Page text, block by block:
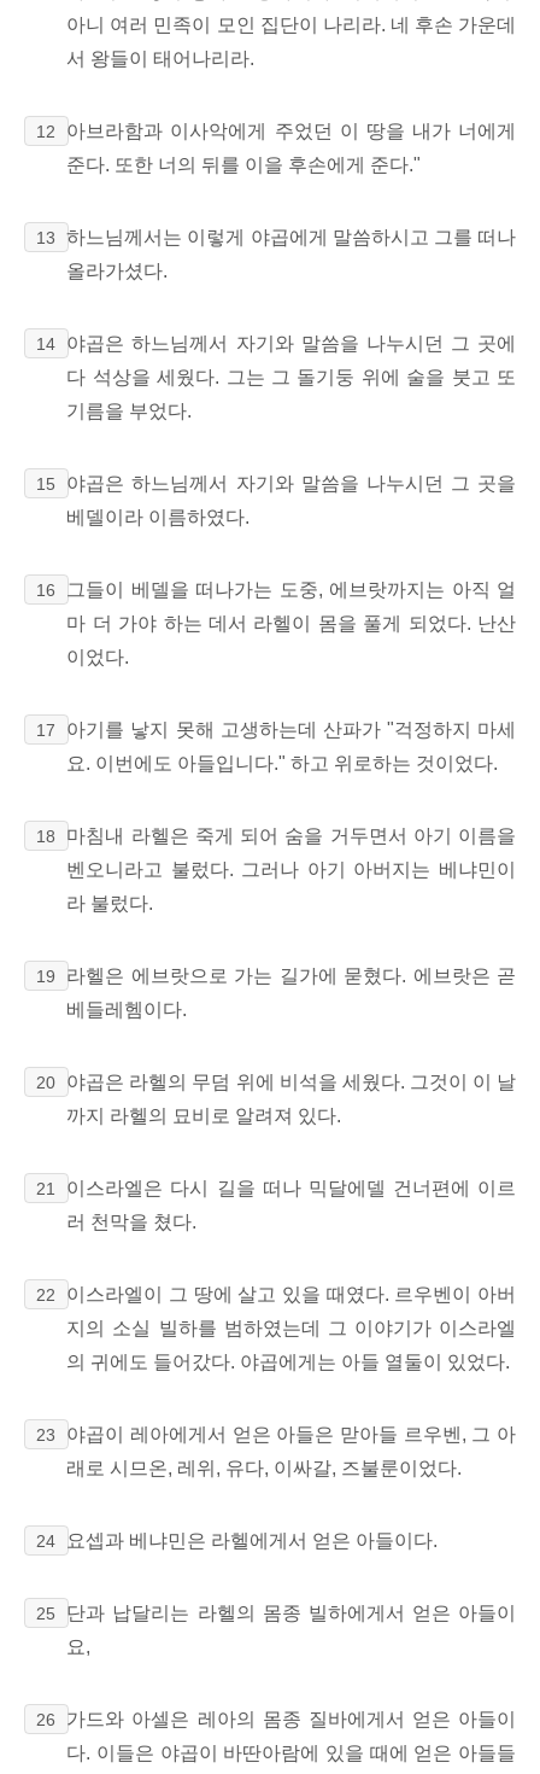
아니 여러 민족이 모인 집단이 나리라. 네 후손 가운데
서 왕들이 태어나리라.
12
아브라함과 이사악에게 주었던 이 땅을 내가 너에게
준다. 또한 너의 뒤를 이을 후손에게 준다."
13
하느님께서는 이렇게 야곱에게 말씀하시고 그를 떠나
올라가셨다.
14
야곱은 하느님께서 자기와 말씀을 나누시던 그 곳에
다 석상을 세웠다. 그는 그 돌기둥 위에 술을 붓고 또
기름을 부었다.
15
야곱은 하느님께서 자기와 말씀을 나누시던 그 곳을
베델이라 이름하였다.
16
그들이 베델을 떠나가는 도중, 에브랏까지는 아직 얼
마 더 가야 하는 데서 라헬이 몸을 풀게 되었다. 난산
이었다.
17
아기를 낳지 못해 고생하는데 산파가 "걱정하지 마세
요. 이번에도 아들입니다." 하고 위로하는 것이었다.
18
마침내 라헬은 죽게 되어 숨을 거두면서 아기 이름을
벤오니라고 불렀다. 그러나 아기 아버지는 베냐민이
라 불렀다.
19
라헬은 에브랏으로 가는 길가에 묻혔다. 에브랏은 곧
베들레헴이다.
20
야곱은 라헬의 무덤 위에 비석을 세웠다. 그것이 이 날
까지 라헬의 묘비로 알려져 있다.
21
이스라엘은 다시 길을 떠나 믹달에델 건너편에 이르
러 천막을 쳤다.
22
이스라엘이 그 땅에 살고 있을 때였다. 르우벤이 아버
지의 소실 빌하를 범하였는데 그 이야기가 이스라엘
의 귀에도 들어갔다. 야곱에게는 아들 열둘이 있었다.
23
야곱이 레아에게서 얻은 아들은 맏아들 르우벤, 그 아
래로 시므온, 레위, 유다, 이싸갈, 즈불룬이었다.
24 요셉과 베냐민은 라헬에게서 얻은 아들이다.
25
단과 납달리는 라헬의 몸종 빌하에게서 얻은 아들이
요,
26
가드와 아셀은 레아의 몸종 질바에게서 얻은 아들이
다. 이들은 야곱이 바딴아람에 있을 때에 얻은 아들들